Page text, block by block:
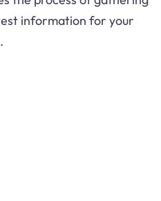
information for your